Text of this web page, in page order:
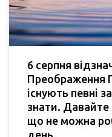
6 серпня
Преображення
існують певні
знати.
що не можна
день.